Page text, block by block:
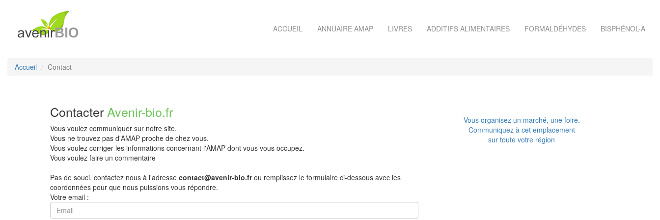
ACCUEIL ANNUAIRE AMAP LIVRES ADDITIFS ALIMENTAIRES FORMALDÉHYDES BISPHÉNOL-A
Accueil Contact
Contacter Avenir-bio.fr
Vous voulez communiquer sur notre site.
Vous ne trouvez pas d'AMAP proche de chez vous.
Vous voulez corriger les informations concernant l'AMAP dont vous vous occupez.
Vous voulez faire un commentaire
Pas de souci, contactez nous à l'adresse contact@avenir-bio.frou remplissez le formulaire ci-dessous avec les
coordonnées pour que nous puissions vous répondre.
Votre email :
Vous organisez un marché, une foire.
Communiquez à cet emplacement
sur toute votre région